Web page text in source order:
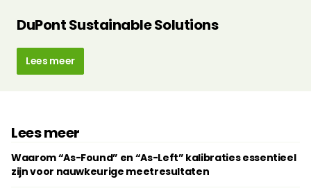
DuPont Sustainable Solutions
Lees meer
Lees meer
Waarom “As-Found” en “As-Left” kalibraties essentieel
zijn voor nauwkeurige meetresultaten